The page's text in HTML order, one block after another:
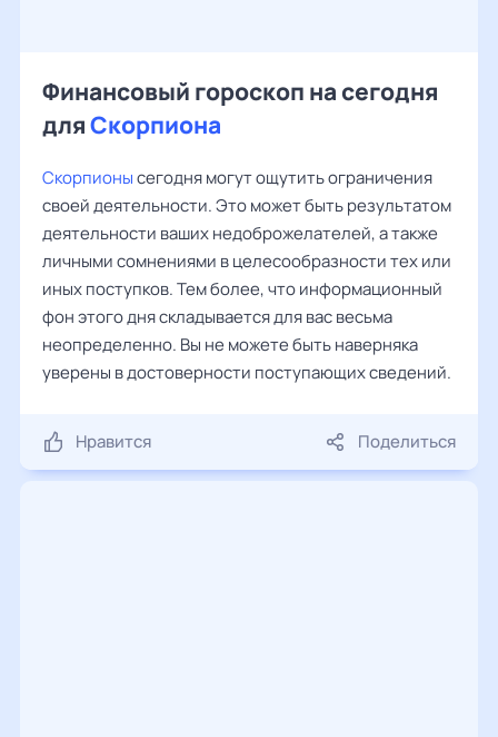
Финансовый гороскоп на сегодня
дляСкорпиона
Скорпионысегодня могут ощутить ограничения
своей деятельности. Это может быть результатом
деятельности ваших недоброжелателей, а также
личными сомнениями в целесообразности тех или
иных поступков. Тем более, что информационный
фон этого дня складывается для вас весьма
неопределенно. Вы не можете быть наверняка
уверены в достоверности поступающих сведений.
Нравится Поделиться